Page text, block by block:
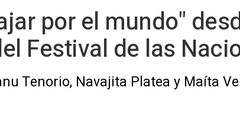
por el mundo"
Festival de las
Tenorio, Navajita Platea y Maíta